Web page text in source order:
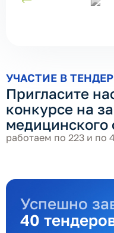
УЧАСТИЕ В
Пригласите
конкурсе на
медицинского
работаем по 223 и по
Успешно
40